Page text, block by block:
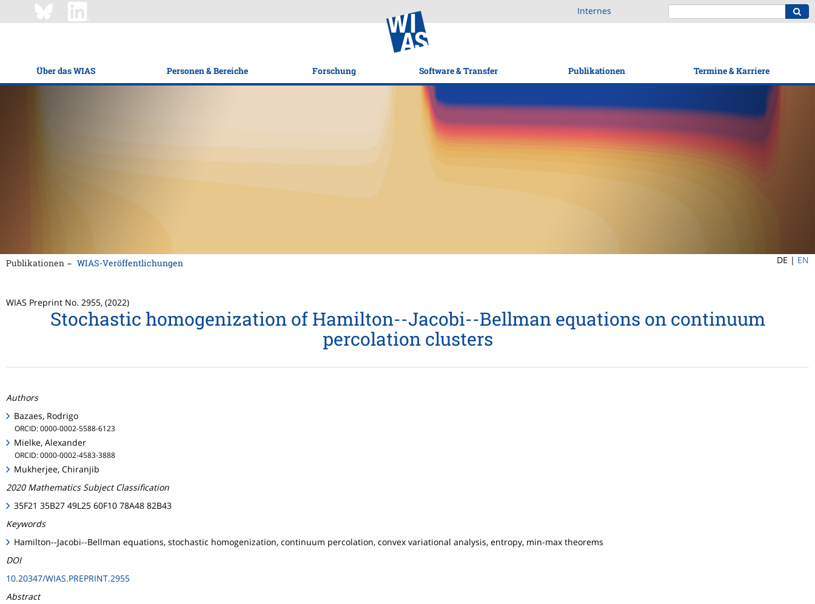
Internes
Über das WIAS Personen & Bereiche Forschung Software & Transfer Publikationen Termine & Karriere
Publikationen WIAS-Veröffentlichungen DE | EN
WIAS Preprint No. 2955, (2022)
Stochastic homogenization of Hamilton--Jacobi--Bellman equations on continuum
percolation clusters
Authors
Bazaes, Rodrigo
ORCID: 0000-0002-5588-6123
Mielke, Alexander
ORCID: 0000-0002-4583-3888
Mukherjee, Chiranjib
2020 Mathematics Subject Classification
35F21 35B27 49L25 60F10 78A48 82B43
Keywords
Hamilton--Jacobi--Bellman equations, stochastic homogenization, continuum percolation, convex variational analysis, entropy, min-max theorems
DOI
10.20347/WIAS.PREPRINT.2955
Abstract